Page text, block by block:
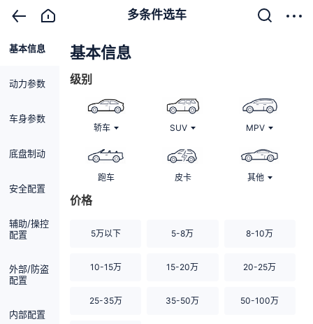
多条件选车
基本信息
动力参数
车身参数
底盘制动
安全配置
辅助/操控
配置
外部/防盗
配置
内部配置
基本信息
级别
轿车 SUV MPV
跑车 皮卡 其他
价格
5万以下 5-8万 8-10万
10-15万 15-20万 20-25万
25-35万 35-50万 50-100万